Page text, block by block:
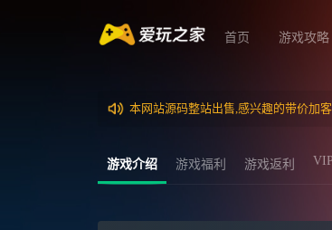
首页 游戏攻略
本网站源码整站出售,感兴趣的带价加
游戏介绍 游戏福利 游戏返利 VIP